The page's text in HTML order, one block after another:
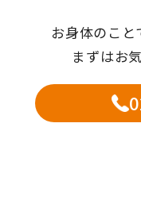
お身体のこと
まずはお